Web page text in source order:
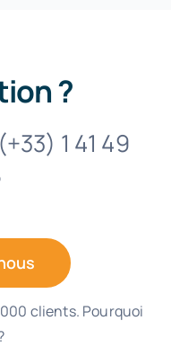
?
1 41 49
clients. Pourquoi